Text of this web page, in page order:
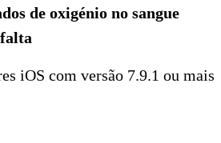
de oxigénio no sangue
iOS com versão 7.9.1 ou mais